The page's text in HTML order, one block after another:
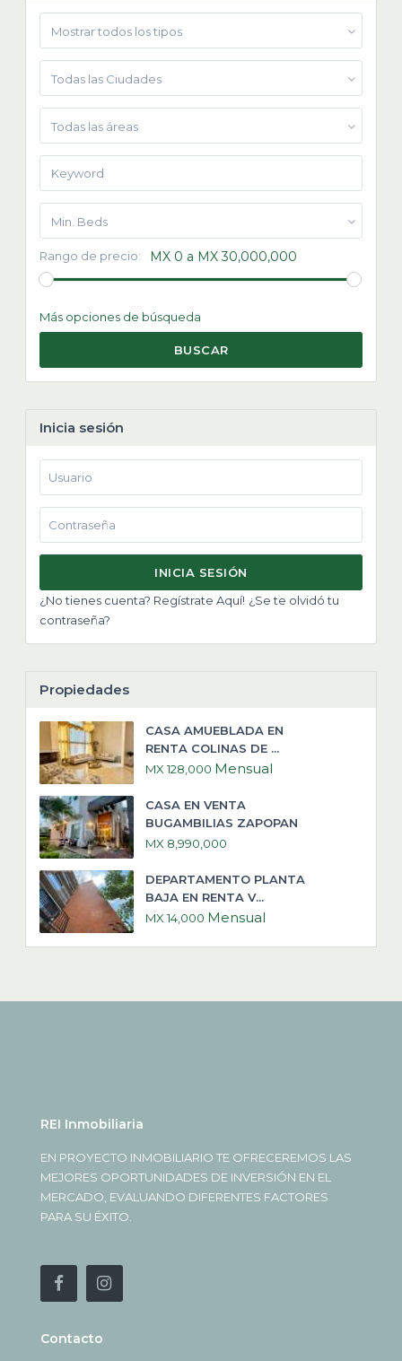
Mostrar todos los tipos
Todas las Ciudades
Todas las áreas
Min. Beds
Rango de precio: MX 0 a MX 30,000,000
Más opciones de búsqueda
BUSCAR
Inicia sesión
INICIA SESIÓN
¿No tienes cuenta? Regístrate Aquí! ¿Se te olvidó tu
contraseña?
Propiedades
CASA AMUEBLADA EN
RENTA COLINAS DE ...
MX 128,000 Mensual
CASA EN VENTA
BUGAMBILIAS ZAPOPAN
MX 8,990,000
DEPARTAMENTO PLANTA
BAJA EN RENTA V...
MX 14,000 Mensual
REI Inmobiliaria
EN PROYECTO INMOBILIARIO TE OFRECEREMOS LAS
MEJORES OPORTUNIDADES DE INVERSIÓN EN EL
MERCADO, EVALUANDO DIFERENTES FACTORES
PARA SU ÉXITO.
Contacto